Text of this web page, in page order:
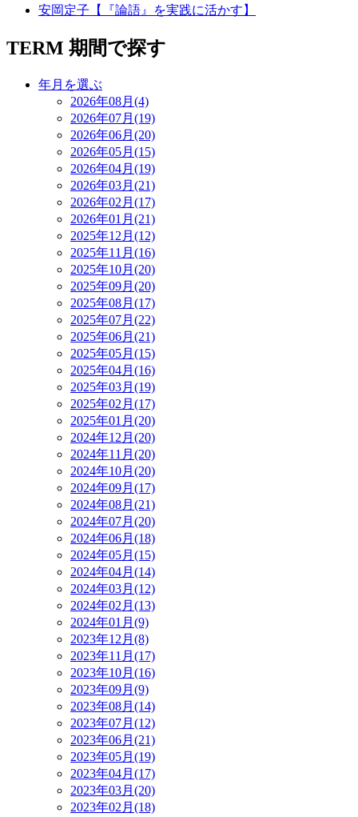
安岡定子【『論語』を実践に活かす】
TERM 期間で探す
年月を選ぶ
2026年08月(4)
2026年07月(19)
2026年06月(20)
2026年05月(15)
2026年04月(19)
2026年03月(21)
2026年02月(17)
2026年01月(21)
2025年12月(12)
2025年11月(16)
2025年10月(20)
2025年09月(20)
2025年08月(17)
2025年07月(22)
2025年06月(21)
2025年05月(15)
2025年04月(16)
2025年03月(19)
2025年02月(17)
2025年01月(20)
2024年12月(20)
2024年11月(20)
2024年10月(20)
2024年09月(17)
2024年08月(21)
2024年07月(20)
2024年06月(18)
2024年05月(15)
2024年04月(14)
2024年03月(12)
2024年02月(13)
2024年01月(9)
2023年12月(8)
2023年11月(17)
2023年10月(16)
2023年09月(9)
2023年08月(14)
2023年07月(12)
2023年06月(21)
2023年05月(19)
2023年04月(17)
2023年03月(20)
2023年02月(18)